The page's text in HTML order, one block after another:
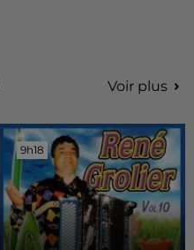
Voir plus
9h18
9h18